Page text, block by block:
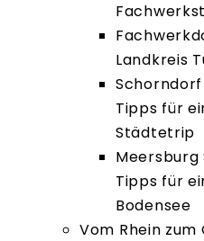
Landkreis
Tipps für
Städtetrip
Meersburg
Tipps für
Bodensee
Vom Rhein zum